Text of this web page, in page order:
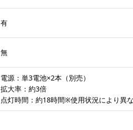
有
無
電源：単3電池×2本（別売）
拡大率：約3倍
点灯時間：約18時間※使用状況により異な